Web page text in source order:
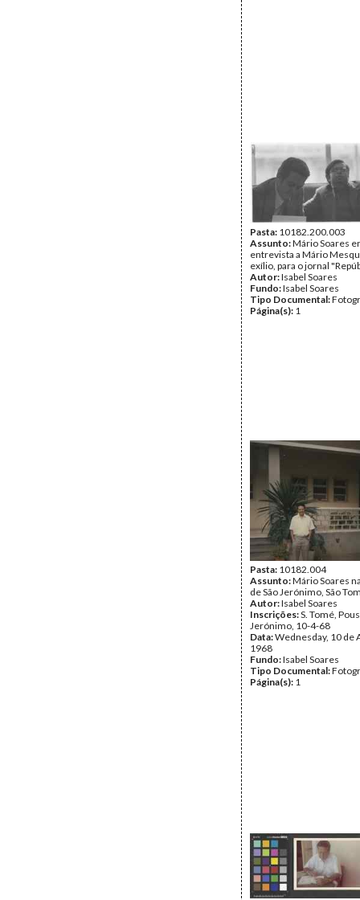
Pasta: 10182.200.003
Assunto:Mário Soares
entrevista a Mário
exílio, para o jornal
Autor:Isabel Soares
Fundo:Isabel Soares
Tipo Documental:
Página(s): 1
Pasta: 10182.004
Assunto:Mário Soares
de São Jerónimo, São
Autor:Isabel Soares
Inscrições:S. Tomé,
Jerónimo, 10-4-68
Data:Wednesday, 10 de
1968
Fundo:Isabel Soares
Tipo Documental:
Página(s): 1